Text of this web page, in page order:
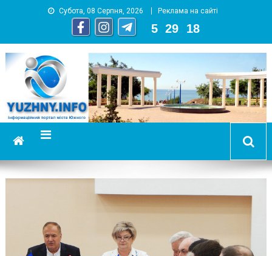
Субота, 08 Серпня, 2026 Реклама на сайті
5 29 19
YUZHNY.INFO
информационный портал города Южный